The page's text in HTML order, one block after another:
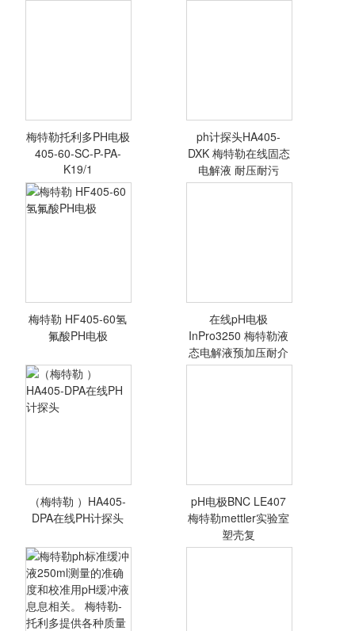
<查看详情> <查看详情>
<查看详情>
梅特勒托利多PH电极
405-60-SC-P-PA-
K19/1
<查看详情>
ph计探头HA405-
DXK 梅特勒在线固态
电解液 耐压耐污
梅特勒 HF405-60
<查看详情>
梅特勒 HF405-60氢
氟酸PH电极
<查看详情>
在线pH电极
InPro3250 梅特勒液
态电解液预加压耐介
质
（梅特勒 ）
HA405-DPA在线
PH计探头
（梅特勒 ）HA405-
DPA在线PH计探头
pH电极BNC LE407
梅特勒mettler实验室
塑壳复